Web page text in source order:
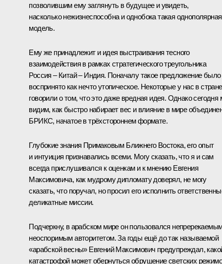
позволившим ему заглянуть в будущее и увидеть,
насколько нежизнеспособна и однобока такая однополярная
модель.
Ему же принадлежит и идея выстраивания тесного
взаимодействия в рамках стратегического треугольника
Россия – Китай – Индия. Поначалу такое предложение было
воспринято как нечто утопическое. Некоторые у нас в стране
говорили о том, что это даже вредная идея. Однако сегодня
видим, как быстро набирает вес и влияние в мире
БРИКС, начатое в трёхстороннем формате.
Глубокие знания Примаковым Ближнего Востока, его опыт
и интуиция признавались всеми. Могу сказать, что я и сам
всегда прислушивался к оценкам и к мнению Евгения
Максимовича, как мудрому дипломату доверял, не могу
сказать, что поручал, но просил его исполнить
деликатные миссии.
Подчеркну, в арабском мире он пользовался
неоспоримым авторитетом. За годы ещё до так называемой
«арабской весны» Евгений Максимович предупреждал,
катастрофой может обернуться обрушение светских